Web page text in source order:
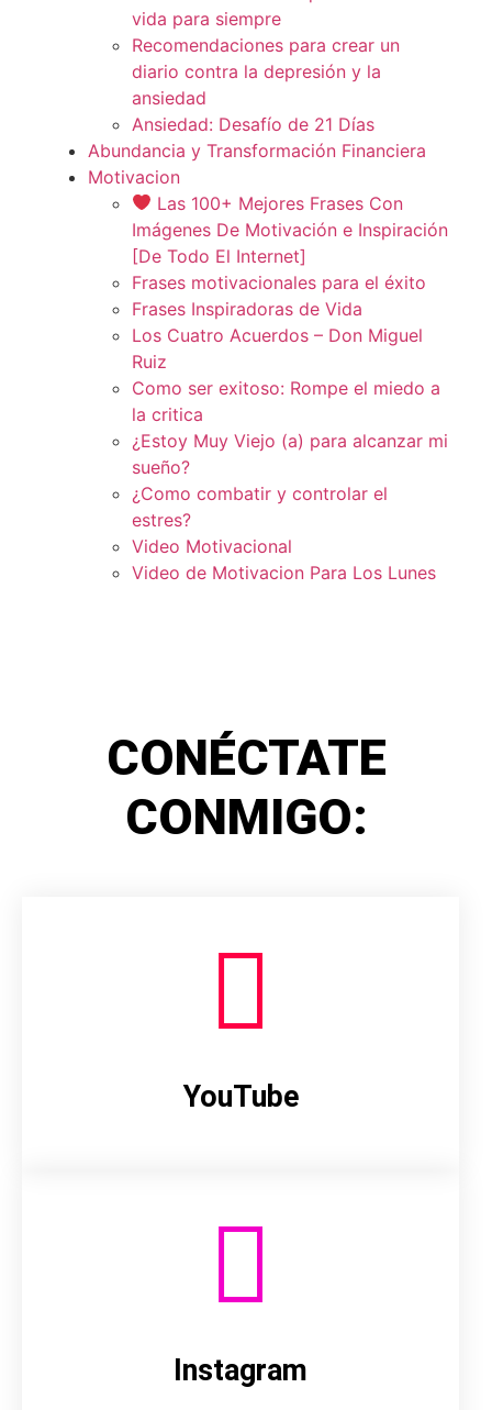
vida para siempre
Recomendaciones para crear un
diario contra la depresión y la
ansiedad
Ansiedad: Desafío de 21 Días
Abundancia y Transformación Financiera
Motivacion
Las 100+ Mejores Frases Con
Imágenes De Motivación e Inspiración
[De Todo El Internet]
Frases motivacionales para el éxito
Frases Inspiradoras de Vida
Los Cuatro Acuerdos – Don Miguel
Ruiz
Como ser exitoso: Rompe el miedo a
la critica
¿Estoy Muy Viejo (a) para alcanzar mi
sueño?
¿Como combatir y controlar el
estres?
Video Motivacional
Video de Motivacion Para Los Lunes
CONÉCTATE
CONMIGO:
YouTube
Instagram